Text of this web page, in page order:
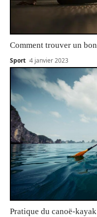
Comment trouver un
Sport 4 janvier 2023
Pratique du canoë-